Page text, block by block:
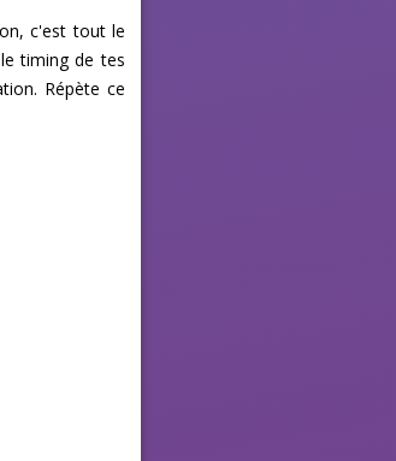
c'est tout le
timing de tes
Répète ce